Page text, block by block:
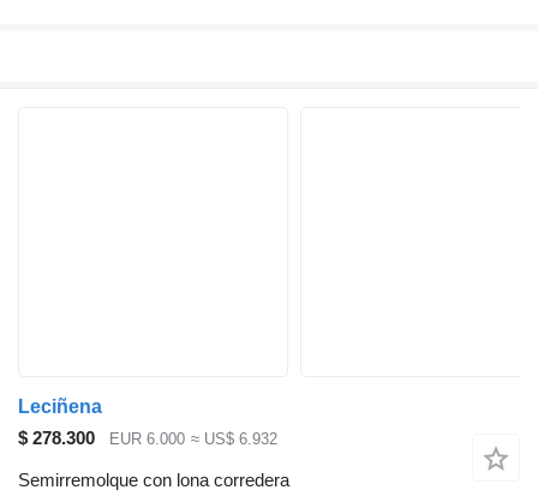
Leciñena
$ 278.300
EUR 6.000 ≈ US$ 6.932
Semirremolque con lona corredera